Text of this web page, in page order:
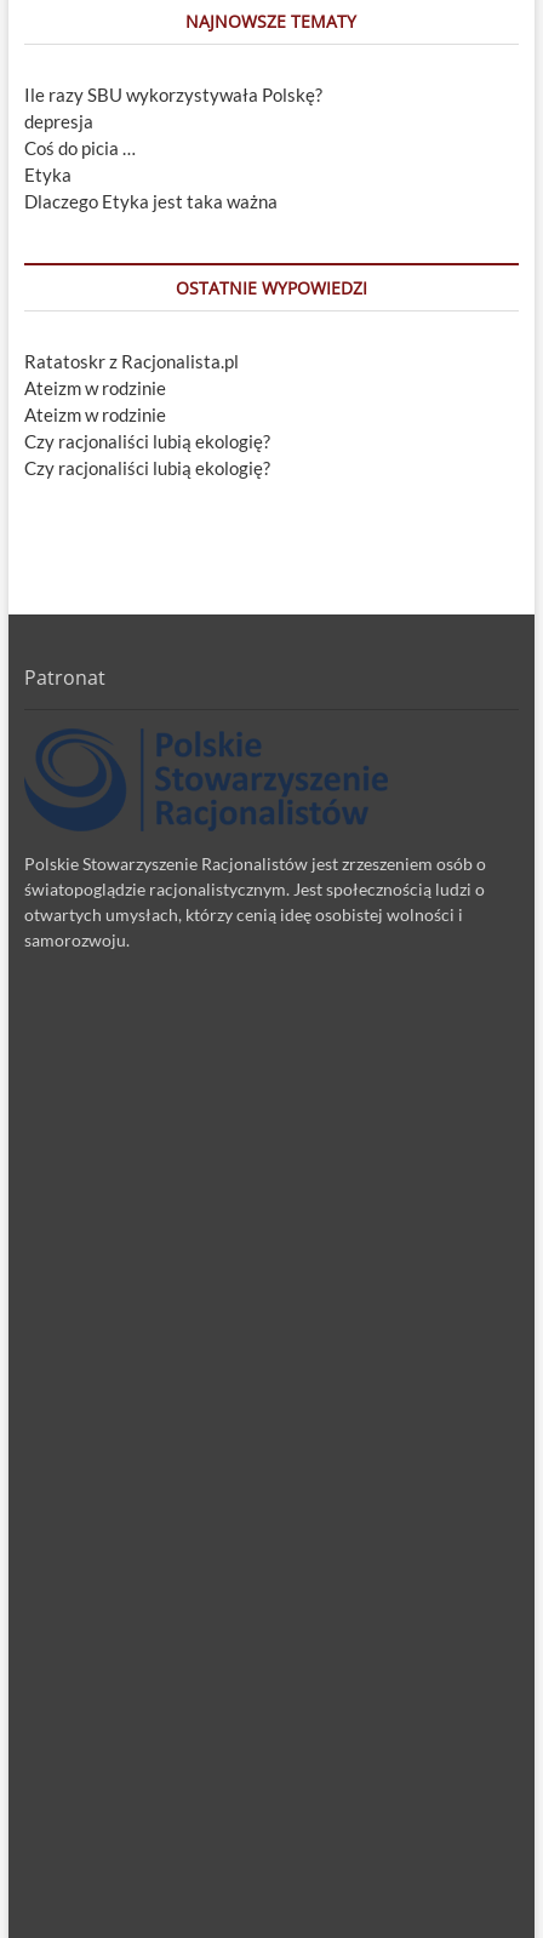
NAJNOWSZE TEMATY
Ile razy SBU wykorzystywała Polskę?
depresja
Coś do picia …
Etyka
Dlaczego Etyka jest taka ważna
OSTATNIE WYPOWIEDZI
Ratatoskr z Racjonalista.pl
Ateizm w rodzinie
Ateizm w rodzinie
Czy racjonaliści lubią ekologię?
Czy racjonaliści lubią ekologię?
Patronat
Polskie Stowarzyszenie Racjonalistów jest zrzeszeniem osób o
światopoglądzie racjonalistycznym. Jest społecznością ludzi o
otwartych umysłach, którzy cenią ideę osobistej wolności i
samorozwoju.